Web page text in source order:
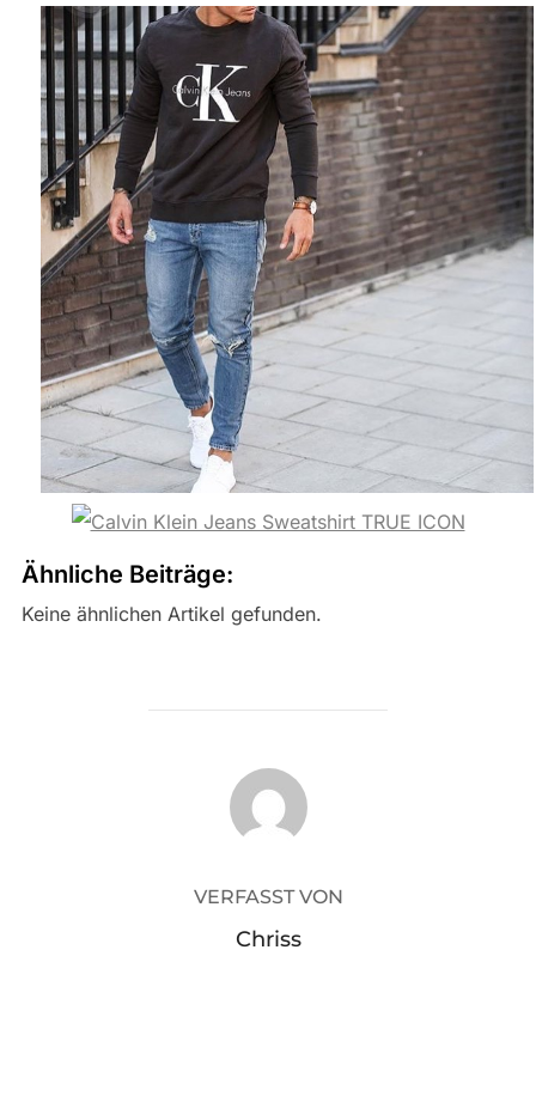
Ähnliche Beiträge:
Keine ähnlichen Artikel gefunden.
BEITRAGSAUTOR
VERFASST VON
Chriss